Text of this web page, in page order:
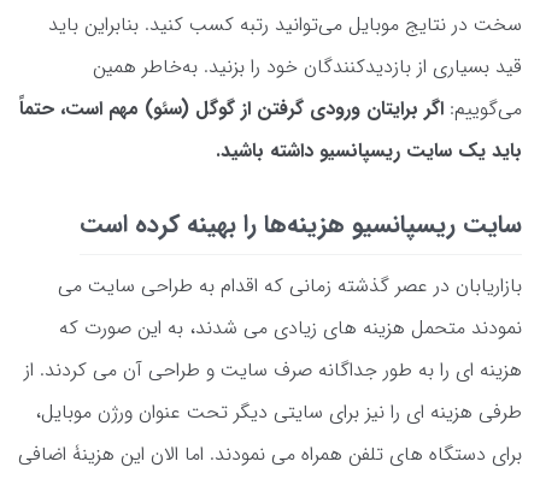
سخت در نتایج موبایل می‌توانید رتبه کسب کنید. بنابراین باید
قید بسیاری از بازدیدکنندگان خود را بزنید. به‌خاطر همین
می‌گوییم: اگر برایتان ورودی گرفتن از گوگل (سئو) مهم است، حتماً
باید یک سایت ریسپانسیو داشته باشید.
سایت ریسپانسیو هزینه‌ها را بهینه کرده است
بازاریابان در عصر گذشته زمانی که اقدام به طراحی سایت می
نمودند متحمل هزینه های زیادی می شدند، به این صورت که
هزینه ای را به طور جداگانه صرف سایت و طراحی آن می کردند. از
طرفی هزینه ای را نیز برای سایتی دیگر تحت عنوان ورژن موبایل،
برای دستگاه های تلفن همراه می نمودند. اما الان این هزینۀ اضافی